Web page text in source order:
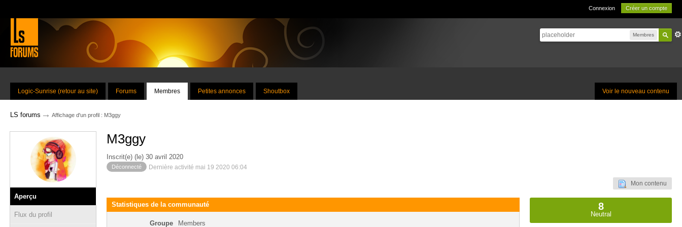
Connexion Créer un compte
Membres
Voir le nouveau contenu
Logic-Sunrise (retour au site) Forums Membres Petites annonces Shoutbox
LS forums → Affichage d'un profil : M3ggy
Aperçu
Flux du profil
M3ggy
Inscrit(e) (le) 30 avril 2020
Déconnecté Dernière activité mai 19 2020 06:04
Mon contenu
Statistiques de la communauté
Groupe
Members
8
Neutral